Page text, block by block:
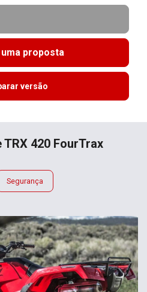
proposta
versão
420 FourTrax
Segurança